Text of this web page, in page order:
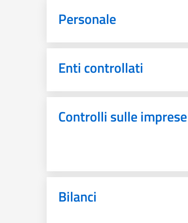
Personale
Enti controllati
Controlli sulle imprese
Bilanci